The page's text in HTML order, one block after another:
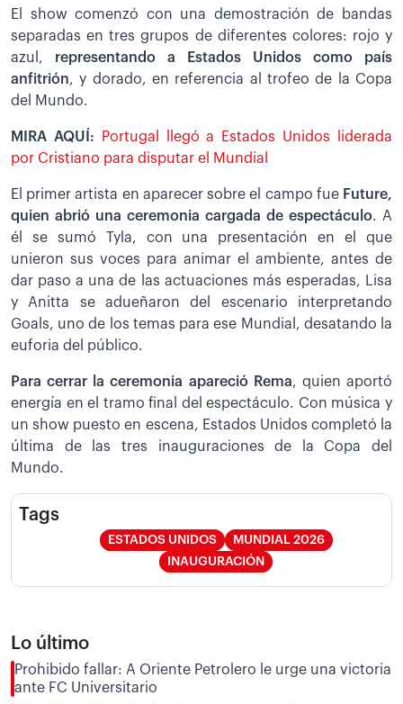
El show comenzó con una demostración de bandas
separadas en tres grupos de diferentes colores: rojo y
azul, representando a Estados Unidos como país
anfitrión, y dorado, en referencia al trofeo de la Copa
del Mundo.
MIRA AQUÍ:
Portugal llegó a Estados Unidos liderada
por Cristiano para disputar el Mundial
El primer artista en aparecer sobre el campo fueFuture,
quien abrió una ceremonia cargada de espectáculo. A
él se sumó Tyla, con una presentación en el que
unieron sus voces para animar el ambiente, antes de
dar paso a una de las actuaciones más esperadas, Lisa
y Anitta se adueñaron del escenario interpretando
Goals, uno de los temas para ese Mundial, desatando la
euforia del público.
Para cerrar la ceremonia apareció Rema, quien aportó
energía en el tramo final del espectáculo. Con música y
un show puesto en escena, Estados Unidos completó la
última de las tres inauguraciones de la Copa del
Mundo.
Tags
ESTADOS UNIDOS
MUNDIAL 2026
INAUGURACIÓN
Lo último
Prohibido fallar: A Oriente Petrolero le urge una victoria
ante FC Universitario